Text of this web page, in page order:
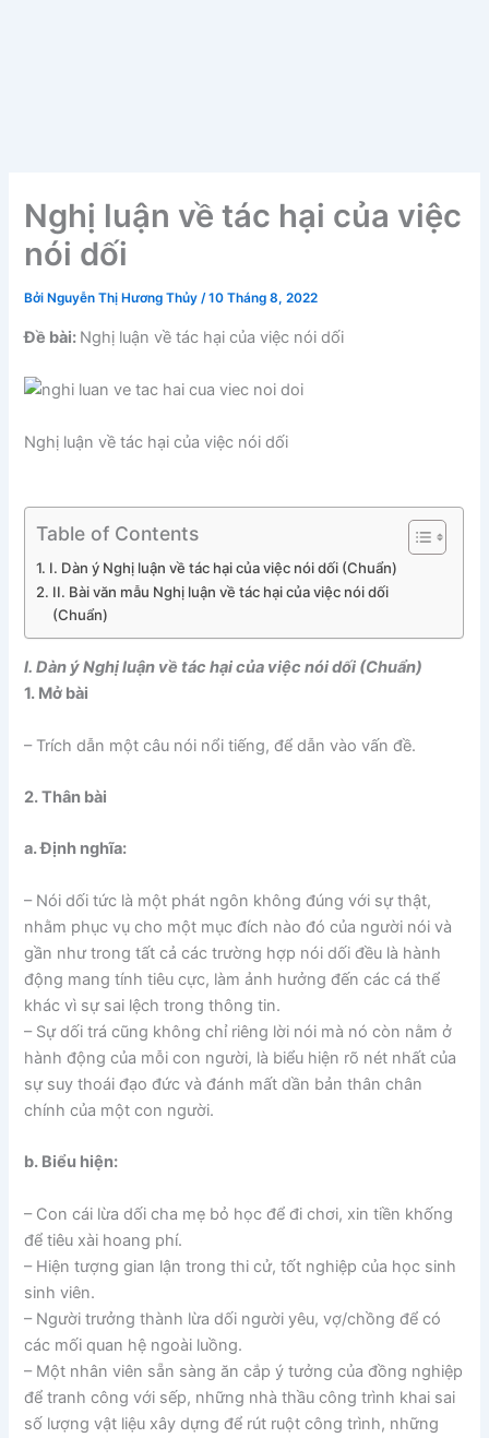
Nghị luận về tác hại của việc
nói dối
Bởi Nguyễn Thị Hương Thủy/10 Tháng 8, 2022
Đề bài: Nghị luận về tác hại của việc nói dối
Nghị luận về tác hại của việc nói dối
Table of Contents
I. Dàn ý Nghị luận về tác hại của việc nói dối (Chuẩn)
II. Bài văn mẫu Nghị luận về tác hại của việc nói dối
(Chuẩn)
I. Dàn ý Nghị luận về tác hại của việc nói dối (Chuẩn)
1. Mở bài
– Trích dẫn một câu nói nổi tiếng, để dẫn vào vấn đề.
2. Thân bài
a. Định nghĩa:
– Nói dối tức là một phát ngôn không đúng với sự thật,
nhằm phục vụ cho một mục đích nào đó của người nói và
gần như trong tất cả các trường hợp nói dối đều là hành
động mang tính tiêu cực, làm ảnh hưởng đến các cá thể
khác vì sự sai lệch trong thông tin.
– Sự dối trá cũng không chỉ riêng lời nói mà nó còn nằm ở
hành động của mỗi con người, là biểu hiện rõ nét nhất của
sự suy thoái đạo đức và đánh mất dần bản thân chân
chính của một con người.
b. Biểu hiện:
– Con cái lừa dối cha mẹ bỏ học để đi chơi, xin tiền khống
để tiêu xài hoang phí.
– Hiện tượng gian lận trong thi cử, tốt nghiệp của học sinh
sinh viên.
– Người trưởng thành lừa dối người yêu, vợ/chồng để có
các mối quan hệ ngoài luồng.
– Một nhân viên sẵn sàng ăn cắp ý tưởng của đồng nghiệp
để tranh công với sếp, những nhà thầu công trình khai sai
số lượng vật liệu xây dựng để rút ruột công trình, những